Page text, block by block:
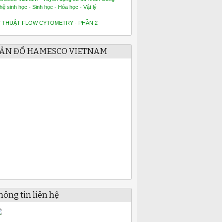
sinh học - Sinh học - Hóa học - Vật lý
THUẬT FLOW CYTOMETRY - PHẦN 2
ĐỒ HAMESCO VIETNAM
tin liên hệ